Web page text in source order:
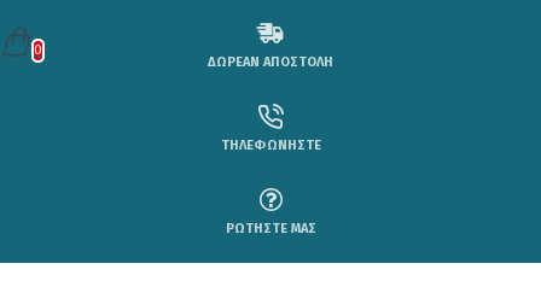
0
ΔΩΡΕΑΝ ΑΠΟΣΤΟΛΗ
ΤΗΛΕΦΩΝΗΣΤΕ
ΡΩΤΗΣΤΕ ΜΑΣ